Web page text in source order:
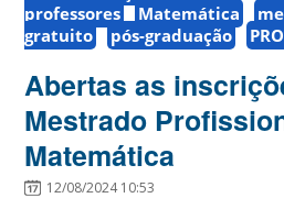
professores
Matemática
gratuito
pós-graduação
Abertas as
Mestrado
Matemática
12/08/2024 10:53